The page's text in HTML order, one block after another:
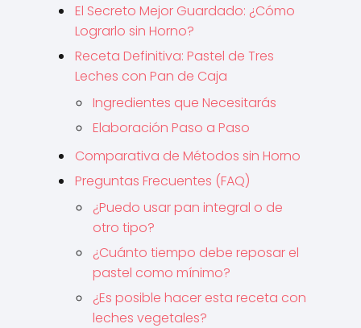
El Secreto Mejor Guardado: ¿Cómo
Lograrlo sin Horno?
Receta Definitiva: Pastel de Tres
Leches con Pan de Caja
Ingredientes que Necesitarás
Elaboración Paso a Paso
Comparativa de Métodos sin Horno
Preguntas Frecuentes (FAQ)
¿Puedo usar pan integral o de
otro tipo?
¿Cuánto tiempo debe reposar el
pastel como mínimo?
¿Es posible hacer esta receta con
leches vegetales?